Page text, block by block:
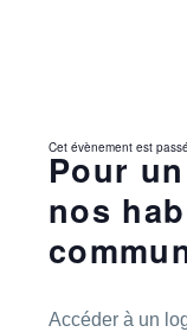
Cet évènement est
Pour
nos
Accéder à un